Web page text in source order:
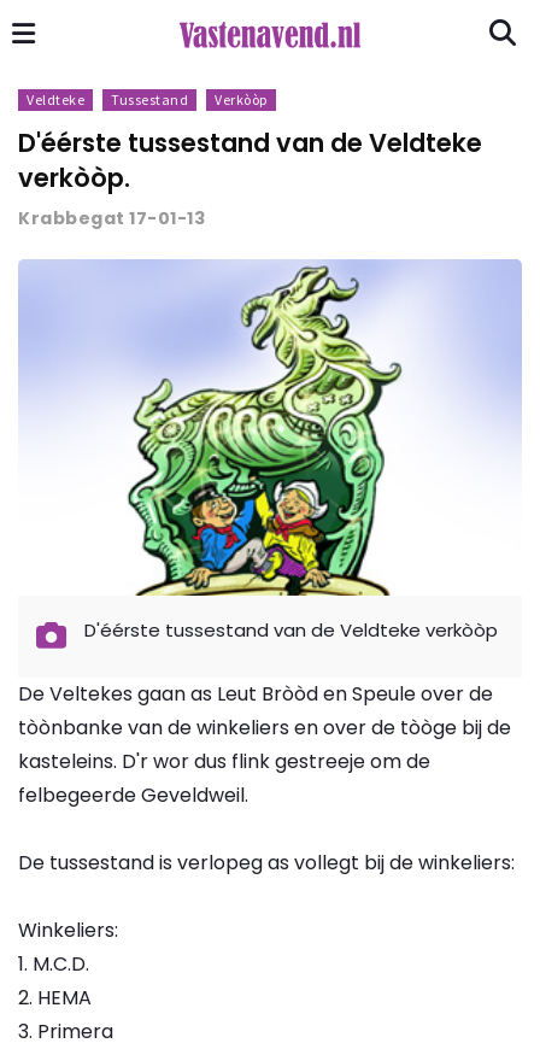
Veldteke Tussestand Verkòòp
D'éérste tussestand van de Veldteke
verkòòp.
Krabbegat 17-01-13
D'éérste tussestand van de Veldteke verkòòp
De Veltekes gaan as Leut Bròòd en Speule over de
tòònbanke van de winkeliers en over de tòòge bij de
kasteleins. D'r wor dus flink gestreeje om de
felbegeerde Geveldweil.
De tussestand is verlopeg as vollegt bij de winkeliers:
Winkeliers:
1. M.C.D.
2. HEMA
3. Primera